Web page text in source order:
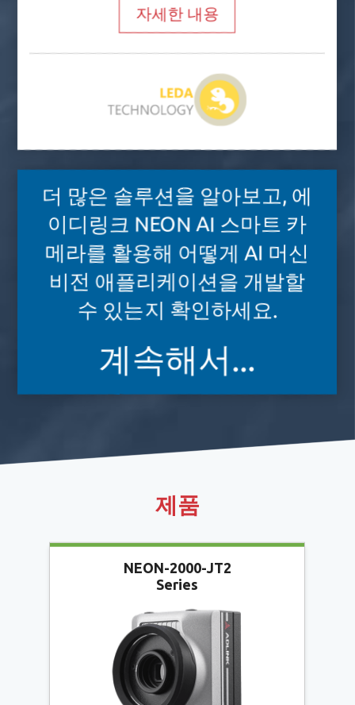
자세한 내용
더 많은 솔루션을 알아보고, 에
이디링크 NEON AI 스마트 카
메라를 활용해 어떻게 AI 머신
비전 애플리케이션을 개발할
수 있는지 확인하세요.
계속해서...
제품
NEON-2000-JT2
Series